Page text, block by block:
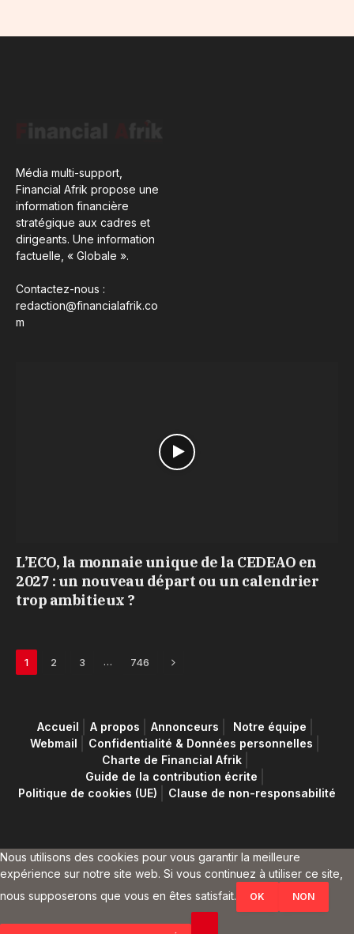
Média multi-support,
Financial Afrik propose une
information financière
stratégique aux cadres et
dirigeants. Une information
factuelle, « Globale ».
Contactez-nous :
redaction@financialafrik.co
m
L’ECO, la monnaie unique de la CEDEAO en
2027 : un nouveau départ ou un calendrier
trop ambitieux ?
1 2 3 … 746 Next
Accueil A propos Annonceurs
Notre équipe
Webmail
Confidentialité & Données personnelles
Charte de Financial Afrik
Guide de la contribution écrite
Politique de cookies (UE)
Clause de non-responsabilité
Nous utilisons des cookies pour vous garantir la meilleure
expérience sur notre site web. Si vous continuez à utiliser ce site,
nous supposerons que vous en êtes satisfait.
OK NON